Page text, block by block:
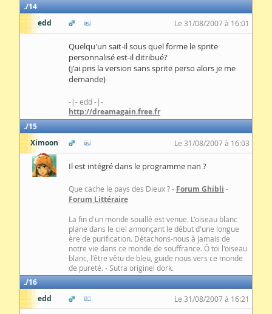
14
edd
Le 31/08/2007 à 16:01
Quelqu'un sait-il sous quel forme le sprite
personnalisé est-il ditribué?
(j'ai pris la version sans sprite perso alors je me
demande)
-|- edd -|-
http://dreamagain.free.fr
15
Ximoon
Le 31/08/2007 à 16:03
Il est intégré dans le programme nan ?
Que cache le pays des Dieux ? - Forum Ghibli -
Forum Littéraire
La fin d'un monde souillé est venue. L'oiseau blanc
plane dans le ciel annonçant le début d'une longue
ère de purification. Détachons-nous à jamais de
notre vie dans ce monde de souffrance. Ô toi l'oiseau
blanc, l'être vêtu de bleu, guide nous vers ce monde
de pureté. - Sutra originel dork.
16
edd
Le 31/08/2007 à 16:21